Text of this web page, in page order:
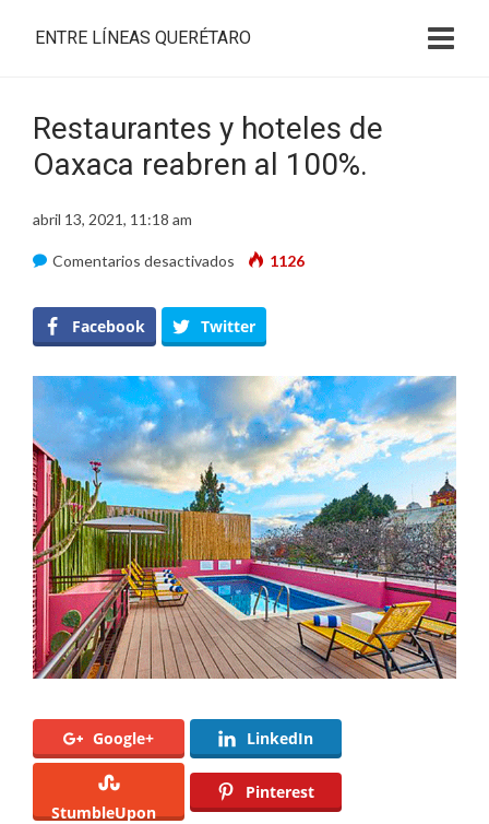
ENTRE LÍNEAS QUERÉTARO
Restaurantes y hoteles de
Oaxaca reabren al 100%.
abril 13, 2021, 11:18 am
Comentarios desactivados en
y
hoteles
de
Oaxaca
reabren
al
100%.
1126
Facebook Twitter
Google+ LinkedIn
StumbleUpon
Pinterest